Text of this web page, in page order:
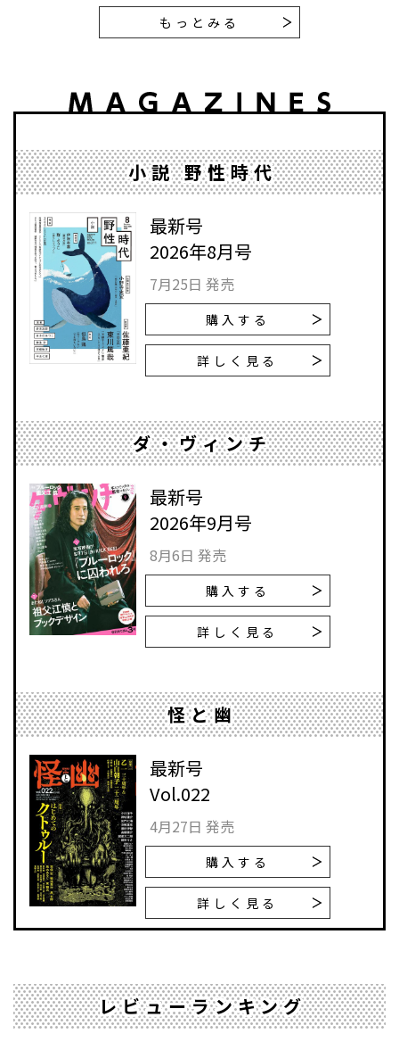
もっとみる
小説 野性時代
最新号
2026年8月号
7月25日 発売
購入する
詳しく見る
ダ・ヴィンチ
最新号
2026年9月号
8月6日 発売
購入する
詳しく見る
怪と幽
最新号
Vol.022
4月27日 発売
購入する
詳しく見る
レビューランキング